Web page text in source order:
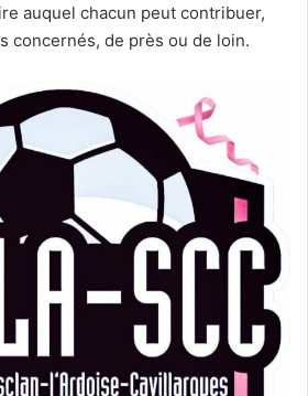
auquel chacun peut contribuer,
concernés, de près ou de loin.